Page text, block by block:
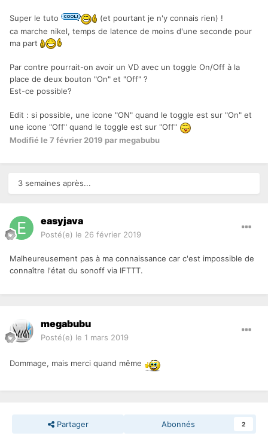
Super le tuto
(et pourtant je n'y connais rien) !
ca marche nikel, temps de latence de moins d'une seconde pour
ma part
Par contre pourrait-on avoir un VD avec un toggle On/Off à la
place de deux bouton "On" et "Off" ?
Est-ce possible?
Edit : si possible, une icone "ON" quand le toggle est sur "On" et
une icone "Off" quand le toggle est sur "Off"
Modifié le 7 février 2019 par megabubu
3 semaines après...
easyjava
Posté(e) le 26 février 2019
Malheureusement pas à ma connaissance car c'est impossible de
connaître l'état du sonoff via IFTTT.
megabubu
Posté(e) le 1 mars 2019
Dommage, mais merci quand même
Partager Abonnés 2